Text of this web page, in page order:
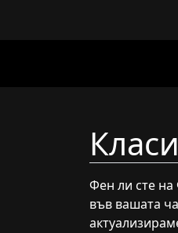
Фен ли сте на
във вашата